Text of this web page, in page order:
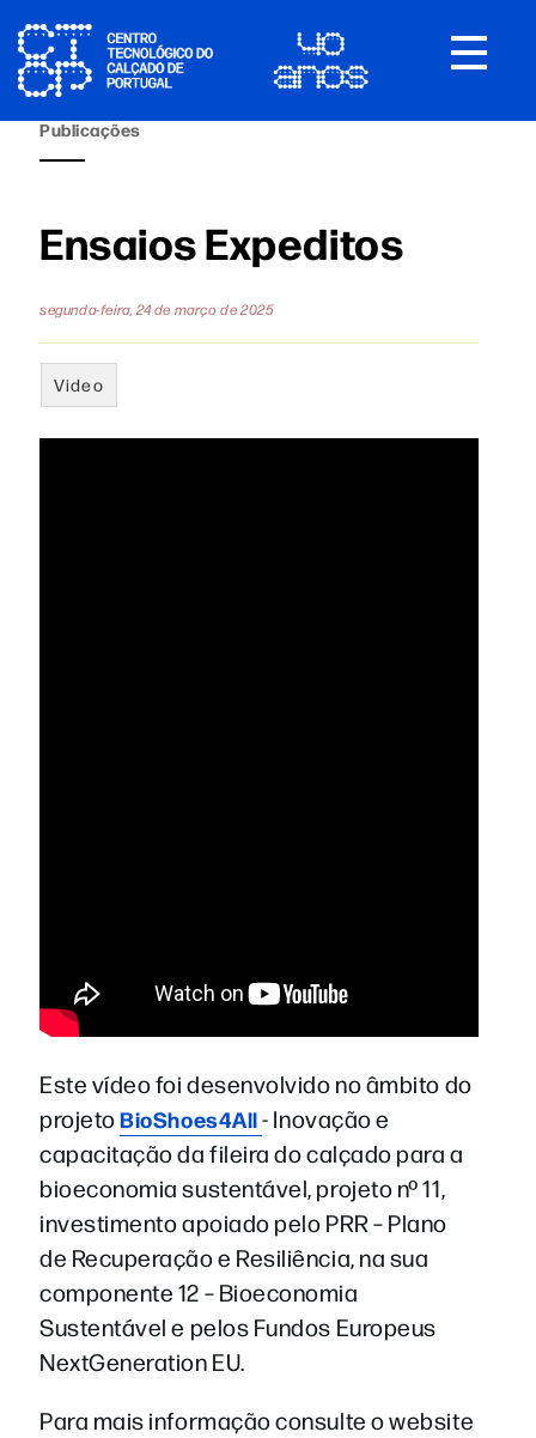
Toggle
Publicações
Ensaios Expeditos
segunda-feira, 24 de março de 2025
Video
Este vídeo foi desenvolvido no âmbito do
projetoBioShoes4All- Inovação e
capacitação da fileira do calçado para a
bioeconomia sustentável, projeto nº 11,
investimento apoiado pelo PRR – Plano
de Recuperação e Resiliência, na sua
componente 12 – Bioeconomia
Sustentável e pelos Fundos Europeus
NextGeneration EU.
Para mais informação consulte o website